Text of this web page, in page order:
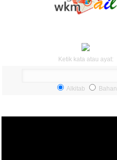
Ketik kata atau ayat:
Alkitab Bahan